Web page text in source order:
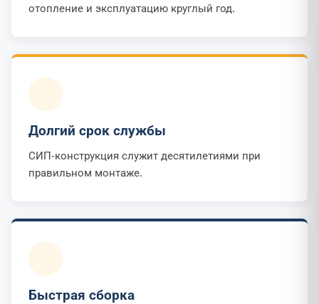
отопление и эксплуатацию круглый год.
Долгий срок службы
СИП-конструкция служит десятилетиями при
правильном монтаже.
Быстрая сборка